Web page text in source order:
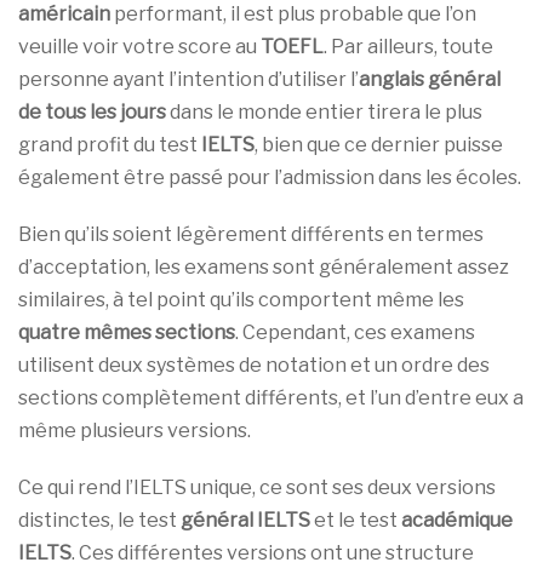
américain performant, il est plus probable que l’on
veuille voir votre score au TOEFL. Par ailleurs, toute
personne ayant l’intention d’utiliser l’anglais général
de tous les joursdans le monde entier tirera le plus
grand profit du test IELTS, bien que ce dernier puisse
également être passé pour l’admission dans les écoles.
Bien qu’ils soient légèrement différents en termes
d’acceptation, les examens sont généralement assez
similaires, à tel point qu’ils comportent même les
quatre mêmes sections. Cependant, ces examens
utilisent deux systèmes de notation et un ordre des
sections complètement différents, et l’un d’entre eux a
même plusieurs versions.
Ce qui rend l’IELTS unique, ce sont ses deux versions
distinctes, le test général IELTSet le test académique
IELTS. Ces différentes versions ont une structure